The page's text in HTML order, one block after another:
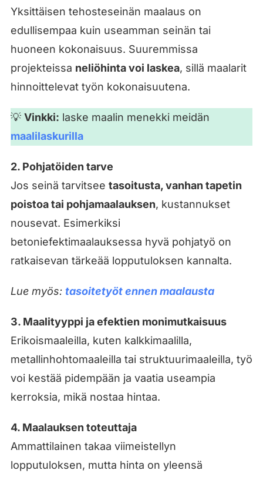
Yksittäisen tehosteseinän maalaus on
edullisempaa kuin useamman seinän tai
huoneen kokonaisuus. Suuremmissa
projekteissa neliöhinta voi laskea, sillä maalarit
hinnoittelevat työn kokonaisuutena.
💡 Vinkki: laske maalin menekki meidän
maalilaskurilla
2. Pohjatöiden tarve
Jos seinä tarvitsee tasoitusta, vanhan tapetin
poistoa tai pohjamaalauksen, kustannukset
nousevat. Esimerkiksi
betoniefektimaalauksessa hyvä pohjatyö on
ratkaisevan tärkeää lopputuloksen kannalta.
Lue myös: tasoitetyöt ennen maalausta
3. Maalityyppi ja efektien monimutkaisuus
Erikoismaaleilla, kuten kalkkimaalilla,
metallinhohtomaaleilla tai struktuurimaaleilla, työ
voi kestää pidempään ja vaatia useampia
kerroksia, mikä nostaa hintaa.
4. Maalauksen toteuttaja
Ammattilainen takaa viimeistellyn
lopputuloksen, mutta hinta on yleensä